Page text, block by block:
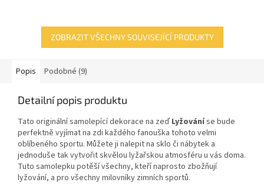
ZOBRAZIT VŠECHNY SOUVISEJÍCÍ PRODUKTY
Popis Podobné (9)
Detailní popis produktu
Tato originální samolepící dekorace na zeď Lyžováníse bude
perfektně vyjímat na zdi každého fanouška tohoto velmi
oblíbeného sportu. Můžete ji nalepit na sklo či nábytek a
jednoduše tak vytvořit skvělou lyžařskou atmosféru u vás doma.
Tuto samolepku potěší všechny, kteří naprosto zbožňují
lyžování, a pro všechny milovníky zimních sportů.